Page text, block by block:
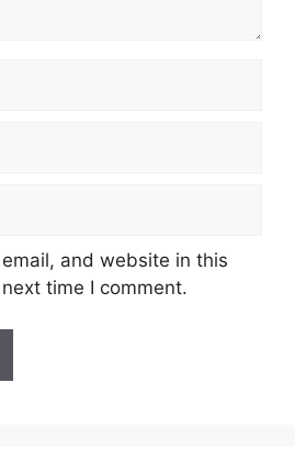
and website in this
time I comment.